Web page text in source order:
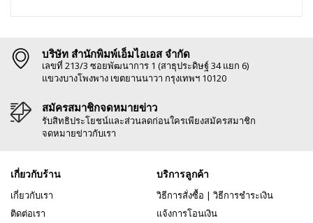
บริษัท สำนักพิมพ์เอ็มไอเอส จำกัด
เลขที่ 213/3 ซอยพัฒนาการ 1 (สาธุประดิษฐ์ 34 แยก 6)
แขวงบางโพงพาง เขตยานนาวา กรุงเทพฯ 10120
สมัครสมาชิกจดหมายข่าว
รับสิทธิประโยชน์และส่วนลดก่อนใครเพียงสมัครสมาชิก
จดหมายข่าวกับเรา
เกี่ยวกับร้าน
เกี่ยวกับเรา
ติดต่อเรา
บริการลูกค้า
วิธีการสั่งซื้อ | วิธีการชำระเงิน
แจ้งการโอนเงิน